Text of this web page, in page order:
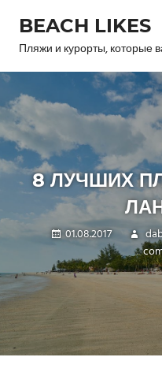
content
BEACH LIKES
Пляжи и курорты, которые
8 ЛУЧШИХ
01.08.2017